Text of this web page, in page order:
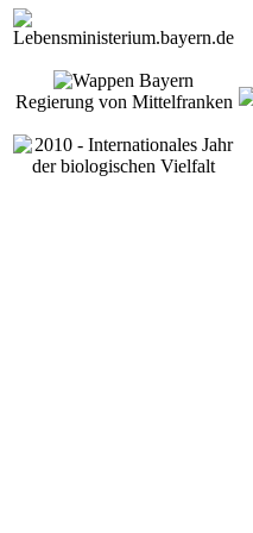
Regierung von Mittelfranken